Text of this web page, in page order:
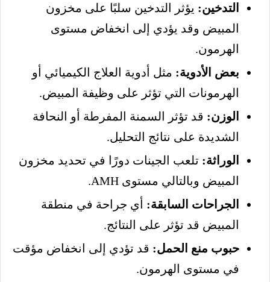
التدخين: يؤثر التدخين سلبًا على مخزون
المبيض وقد يؤدي إلى انخفاض مستوى
الهرمون.
بعض الأدوية: مثل أدوية العلاج الكيميائي أو
الهرمونات التي تؤثر على وظيفة المبيض.
الوزن: قد تؤثر السمنة المفرطة أو النحافة
الشديدة على نتائج التحليل.
الوراثة: تلعب الجينات دورًا في تحديد مخزون
المبيض وبالتالي مستوى AMH.
الجراحات السابقة: أي جراحة في منطقة
المبيض قد تؤثر على النتائج.
حبوب منع الحمل: قد تؤدي إلى انخفاض مؤقت
في مستوى الهرمون.